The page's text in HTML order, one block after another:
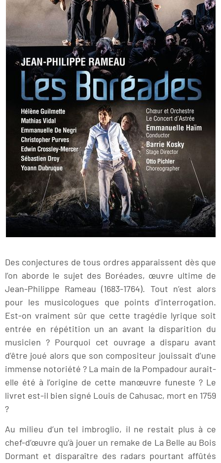
Des conjectures de tous ordres apparaissent dès que
l’on aborde le sujet des Boréades, œuvre ultime de
Jean-Philippe Rameau (1683-1764). Tout n’est alors
pour les musicologues que points d’interrogation.
Est-on vraiment sûr que cette tragédie lyrique soit
entrée en répétition un an avant la disparition du
musicien ? Pourquoi cet ouvrage a disparu avant
d’être joué alors que son compositeur jouissait d’une
immense notoriété ? La main de la Pompadour aurait-
elle été à l’origine de cette manœuvre funeste ? Le
livret est-il bien signé Louis de Cahusac, mort en 1759
?
Au milieu d’un tel imbroglio, il ne restait plus à ce
chef-d’œuvre qu’à jouer un remake de La Belle au Bois
Dormant et disparaître des radars pourtant affûtés